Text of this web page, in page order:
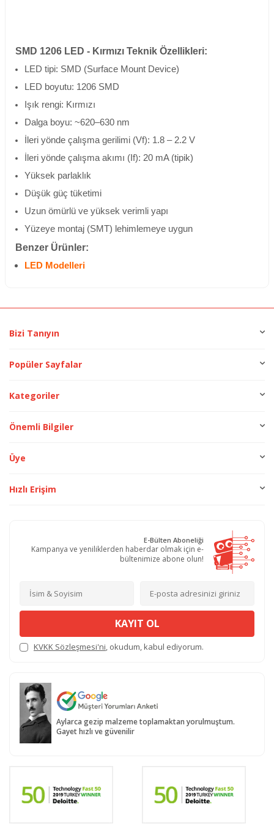
SMD 1206 LED - Kırmızı Teknik Özellikleri:
LED tipi: SMD (Surface Mount Device)
LED boyutu: 1206 SMD
Işık rengi: Kırmızı
Dalga boyu: ~620–630 nm
İleri yönde çalışma gerilimi (Vf): 1.8 – 2.2 V
İleri yönde çalışma akımı (If): 20 mA (tipik)
Yüksek parlaklık
Düşük güç tüketimi
Uzun ömürlü ve yüksek verimli yapı
Yüzeye montaj (SMT) lehimlemeye uygun
Benzer Ürünler:
LED Modelleri
Bizi Tanıyın
Popüler Sayfalar
Kategoriler
Önemli Bilgiler
Üye
Hızlı Erişim
E-Bülten Aboneliği
Kampanya ve yeniliklerden haberdar olmak için e-
bültenimize abone olun!
KAYIT OL
KVKK Sözleşmesi'ni, okudum, kabul ediyorum.
Aylarca gezip malzeme toplamaktan yorulmuştum.
Gayet hızlı ve güvenilir